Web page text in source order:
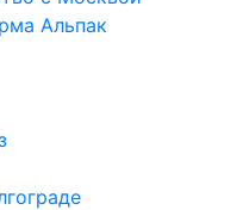
Альпак